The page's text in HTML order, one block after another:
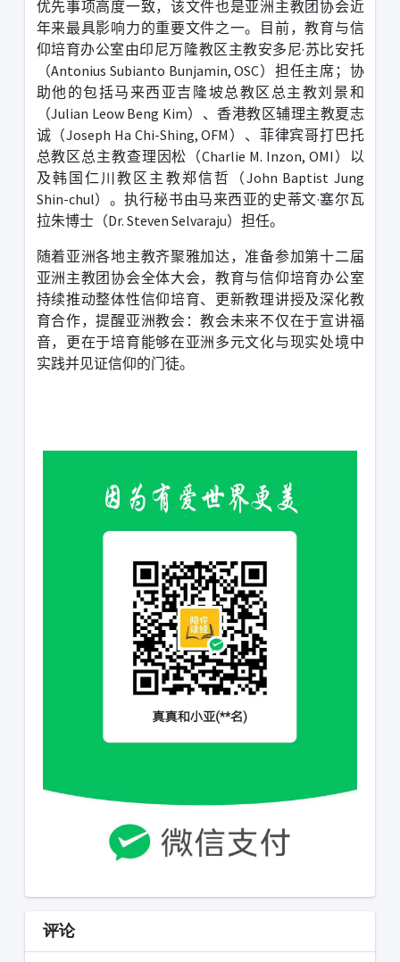
优先事项高度一致，该文件也是亚洲主教团协会近
年来最具影响力的重要文件之一。
目前，教育与信
仰培育办公室由印尼万隆教区主教安多尼·苏比安托
（Antonius Subianto Bunjamin, OSC）担任主席；协
助他的包括马来西亚吉隆坡总教区总主教刘景和
（Julian Leow Beng Kim）、香港教区辅理主教夏志
诚（Joseph Ha Chi-Shing, OFM ）、菲律宾哥打巴托
总教区总主教查理因松（Charlie M. Inzon, OMI ）以
及韩国仁川教区主教郑信哲（John Baptist Jung
Shin-chul）。执行秘书由马来西亚的史蒂文·塞尔瓦
拉朱博士（Dr. Steven Selvaraju）担任。
随着亚洲各地主教齐聚雅加达，准备参加第十二届
亚洲主教团协会全体大会，教育与信仰培育办公室
持续推动整体性信仰培育、更新教理讲授及深化教
育合作，提醒亚洲教会：教会未来不仅在于宣讲福
音，更在于培育能够在亚洲多元文化与现实处境中
实践并见证信仰的门徒。
评论